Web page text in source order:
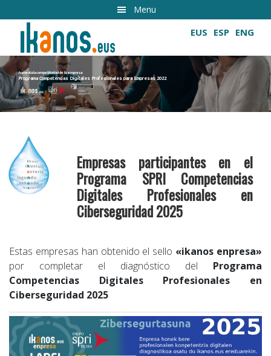
al
contenido
principal
Menu
EUS ESP ENG
Aumenta la competitividad de tu empresa
Programa Competencias Digitales Profesionales para Empresas 2022
Cultivando las competencias digitales
Empresas participantes en el
Programa SPRI Competencias
Digitales Profesionales en
Ciberseguridad 2025
Estas empresas han obtenido el sello «ikanos enpresa»
por completar el diagnóstico del Programa
Competencias Digitales Profesionales en
Ciberseguridad 2025